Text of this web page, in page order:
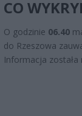
CO
O godzinie 06.40
do Rzeszowa
Informacja